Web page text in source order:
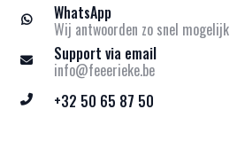
WhatsApp
Wij antwoorden zo snel mogelijk
Support via email
info@feeerieke.be
+32 50 65 87 50